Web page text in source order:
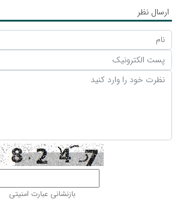
ارسال نظر
بازنشانی عبارت امنیتی